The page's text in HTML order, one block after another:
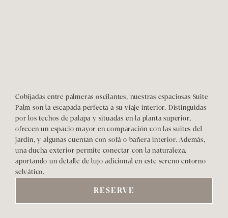
Cobijadas entre palmeras oscilantes, nuestras espaciosas Suite
Palm son la escapada perfecta a su viaje interior. Distinguidas
por los techos de palapa y situadas en la planta superior,
ofrecen un espacio mayor en comparación con las suites del
jardín, y algunas cuentan con sofá o bañera interior. Además,
una ducha exterior permite conectar con la naturaleza,
aportando un detalle de lujo adicional en este sereno entorno
selvático.
RESERVE